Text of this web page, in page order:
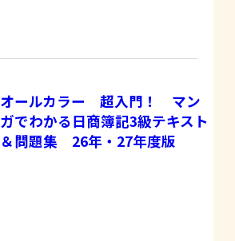
オールカラー 超入門！ マン
ガでわかる日商簿記3級テキスト
＆問題集 26年・27年度版